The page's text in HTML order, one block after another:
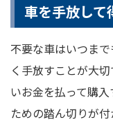
車を手放して
不要な車はいつま
く手放すことが大
いお金を払って購
ための踏ん切りが